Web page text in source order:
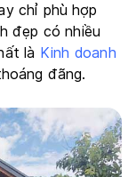
chỉ phù hợp
đẹp có nhiều
là Kinh doanh
đãng.